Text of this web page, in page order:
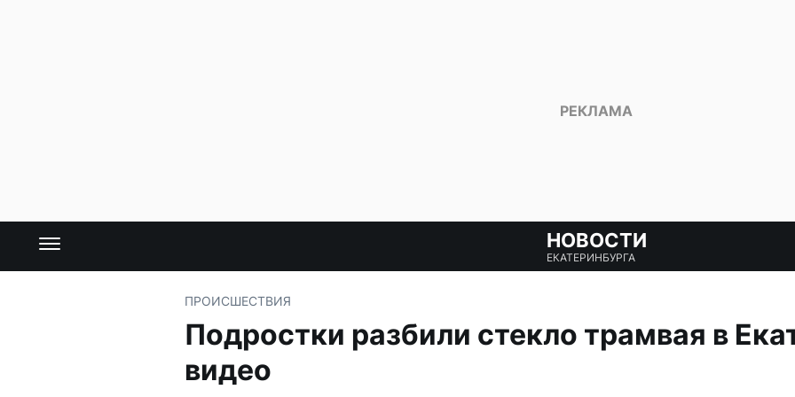
НОВОСТИ
ЕКАТЕРИНБУРГА
ПРОИСШЕСТВИЯ
Подростки разбили стекло трамвая в
видео